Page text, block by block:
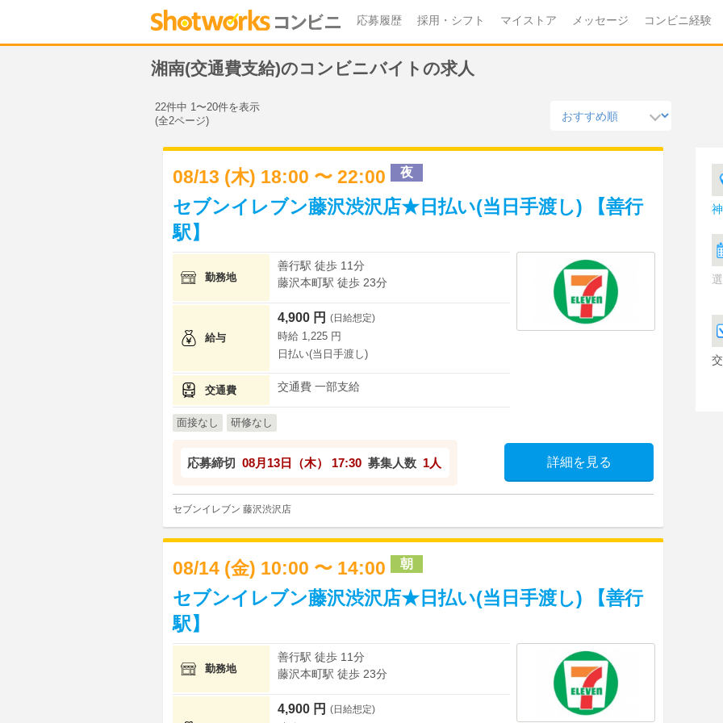
応募履歴 採用・シフト マイストア メッセージ コンビニ経験
湘南(交通費支給)のコンビニバイトの求人
22件中 1〜20件を表示
(全2ページ)
08/13 (木) 18:00 〜 22:00 夜
セブンイレブン藤沢渋沢店★日払い(当日手渡し) 【善行
駅】
勤務地
善行駅 徒歩 11分
藤沢本町駅 徒歩 23分
給与
4,900 円 (日給想定)
時給 1,225 円
日払い(当日手渡し)
交通費 交通費 一部支給
面接なし 研修なし
応募締切 08月13日（木） 17:30 募集人数 1人 詳細を見る
セブンイレブン 藤沢渋沢店
08/14 (金) 10:00 〜 14:00 朝
セブンイレブン藤沢渋沢店★日払い(当日手渡し) 【善行
駅】
勤務地
善行駅 徒歩 11分
藤沢本町駅 徒歩 23分
4,900 円 (日給想定)